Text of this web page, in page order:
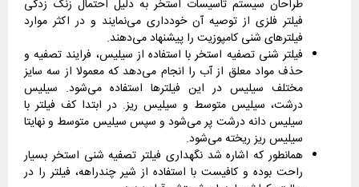
طراحان سیستم تاسیسات استخر به دلیل احتمال زنگ زدگی
فیلتر فلزی از توصیه آن خودداری می‌نمایند و در اکثر موارد
فیلترهای شنی کامپوزیت را پیشنهاد می‌دهند.
فیلتر شنی تصفیه استخر با استفاده از سیلیس، فرایند تصفیه و
حذف مواد معلق از آب را انجام می‌دهد که معمولا از سه سایز
مختلف سیلیس در این فیلترها استفاده می‌شود. سیلیس
درشت، سیلیس متوسط و سیلیس ریز. در ابتدا کف فیلتر با
سیلیس دانه درشت پر می‌شود و سپس سیلیس متوسط و نهایتا
سیلیس ریز ریخته می‌شود.
همانطور که اشاره شد نگهداری فیلتر تصفیه شنی استخر بسیار
راحت بوده و کافیست با استفاده از شیر چندراهه، فیلتر را در